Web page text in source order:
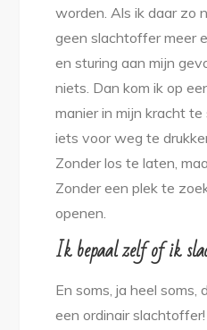
worden. Als ik daar zo
geen slachtoffer meer
en sturing aan mijn
niets. Dan kom ik op
manier in mijn kracht
iets voor weg te
Zonder los te laten,
Zonder een plek te
openen.
Ik bepaal zelf of ik
En soms, ja heel soms,
een ordinair